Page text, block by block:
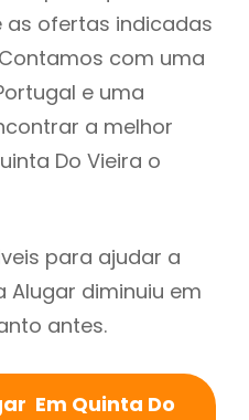
as ofertas indicadas
com uma
e uma
a melhor
Do Vieira o
para ajudar a
Alugar diminuiu em
antes.
Em Quinta Do